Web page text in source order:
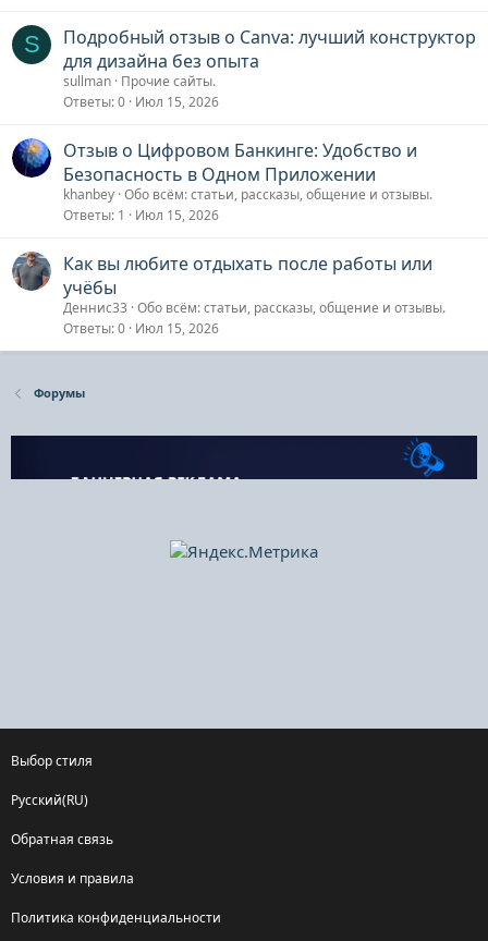
S
Подробный отзыв о Canva: лучший конструктор
для дизайна без опыта
sullman Прочие сайты.
Ответы 0 Июл 15, 2026
Отзыв о Цифровом Банкинге: Удобство и
Безопасность в Одном Приложении
khanbey Обо всём: статьи, рассказы, общение и отзывы.
Ответы 1 Июл 15, 2026
Как вы любите отдыхать после работы или
учёбы
Деннис33 Обо всём: статьи, рассказы, общение и отзывы.
Ответы 0 Июл 15, 2026
Форумы
Выбор стиля
Русский(RU)
Обратная связь
Условия и правила
Политика конфиденциальности